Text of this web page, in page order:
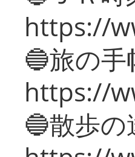
https://
🔵旅の手
https://
🔵散歩の